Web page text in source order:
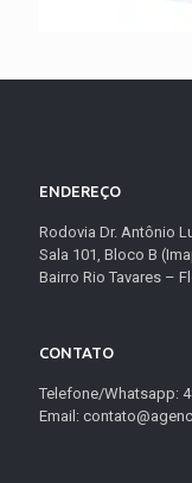
ENDEREÇO
Rodovia Dr. Antônio
Sala 101, Bloco B
Bairro Rio Tavares –
CONTATO
Telefone/Whatsapp:
Email: